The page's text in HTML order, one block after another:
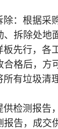
除：根据采
拆除处地
先行，各
格后，方
有垃圾清
供检测报告
告，成交